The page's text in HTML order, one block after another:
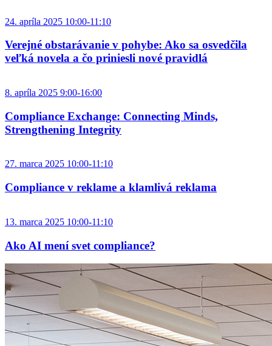
24. apríla 2025 10:00-11:10
Verejné obstarávanie v pohybe: Ako sa osvedčila
veľká novela a čo priniesli nové pravidlá
8. apríla 2025 9:00-16:00
Compliance Exchange: Connecting Minds,
Strengthening Integrity
27. marca 2025 10:00-11:10
Compliance v reklame a klamlivá reklama
13. marca 2025 10:00-11:10
Ako AI mení svet compliance?